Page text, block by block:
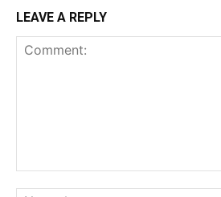
LEAVE A REPLY